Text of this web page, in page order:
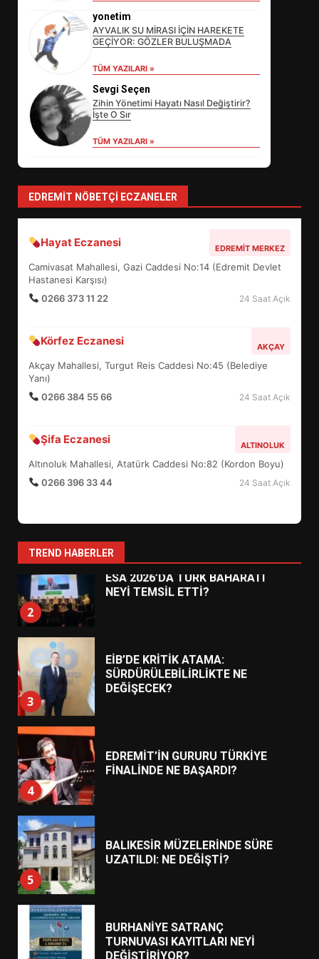
yonetim
AYVALIK SU MİRASI İÇİN HAREKETE
GEÇİYOR: GÖZLER BULUŞMADA
TÜM YAZILARI »
Sevgi Seçen
Zihin Yönetimi Hayatı Nasıl Değiştirir?
İşte O Sır
TÜM YAZILARI »
EDREMIT NÖBETÇI ECZANELER
Hayat Eczanesi EDREMIT MERKEZ
Camivasat Mahallesi, Gazi Caddesi No:14 (Edremit Devlet
Hastanesi Karşısı)
0266 373 11 22
24 Saat Açık
Körfez Eczanesi AKÇAY
Akçay Mahallesi, Turgut Reis Caddesi No:45 (Belediye
Yanı)
0266 384 55 66
24 Saat Açık
Şifa Eczanesi ALTINOLUK
Altınoluk Mahallesi, Atatürk Caddesi No:82 (Kordon Boyu)
0266 396 33 44
24 Saat Açık
TREND HABERLER
4
EDREMİT’İN GURURU TÜRKİYE
FİNALİNDE NE BAŞARDI?
5
6
BURHANİYE SATRANÇ
TURNUVASI KAYITLARI NEYİ
DEĞİŞTİRİYOR?
7
YENİ YÖNETİM NASIL
1
HAREKETE GEÇİYOR: GÖZLER
BULUŞMADA
2
3
EİB’DE KRİTİK ATAMA:
4
EDREMİT’İN GURURU TÜRKİYE
5
6
BURHANİYE SATRANÇ
BURHANİYE BELEDİYESPOR’DA